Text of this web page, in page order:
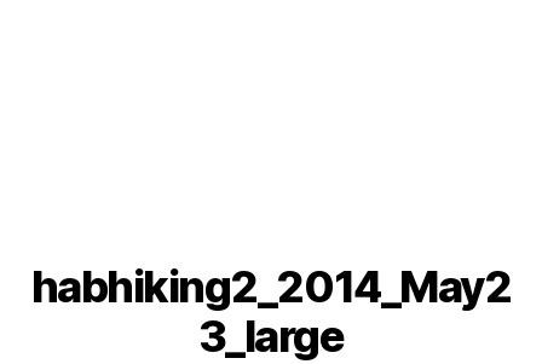
habhiking2_2014_May2
3_large